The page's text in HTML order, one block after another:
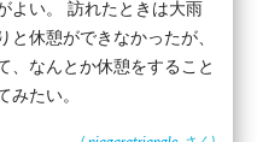
よい。 訪れたときは大雨
と休憩ができなかったが、
、なんとか休憩をすること
みたい。